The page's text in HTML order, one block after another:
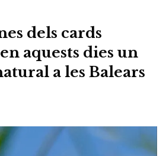
dels cards
aquests dies un
a les Balears